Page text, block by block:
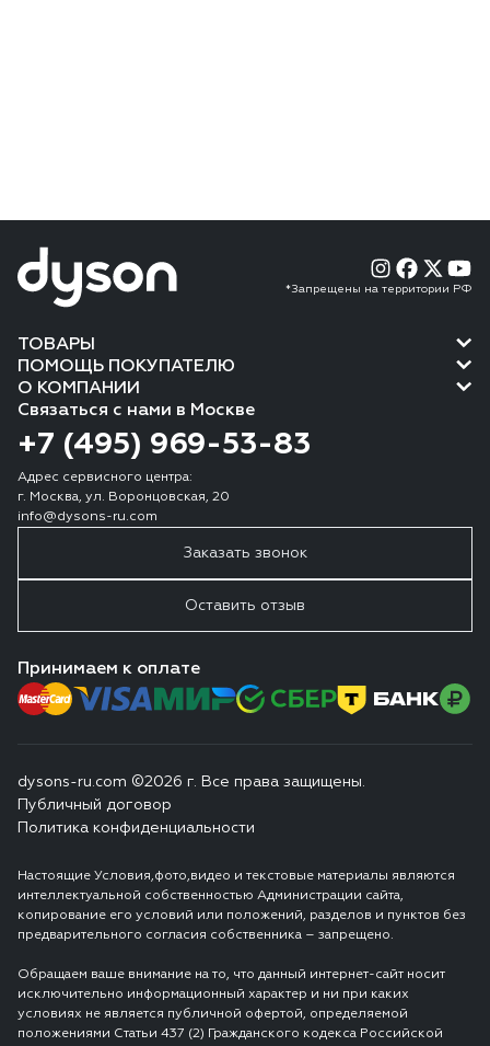
*Запрещены на территории РФ
ТОВАРЫ
ПОМОЩЬ ПОКУПАТЕЛЮ
О КОМПАНИИ
Связаться с нами в Москве
+7 (495) 969-53-83
Адрес сервисного центра:
г. Москва, ул. Воронцовская, 20
info@dysons-ru.com
Заказать звонок
Оставить отзыв
Принимаем к оплате
dysons-ru.com ©2026 г. Все права защищены.
Публичный договор
Политика конфиденциальности
Настоящие Условия,фото,видео и текстовые материалы являются
интеллектуальной собственностью Администрации сайта,
копирование его условий или положений, разделов и пунктов без
предварительного согласия собственника – запрещено.
Обращаем ваше внимание на то, что данный интернет-сайт носит
исключительно информационный характер и ни при каких
условиях не является публичной офертой, определяемой
положениями Статьи 437 (2) Гражданского кодекса Российской